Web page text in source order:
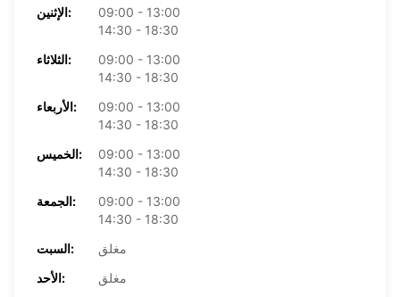
الإثنين:
09:00 - 13:00
14:30 - 18:30
الثلاثاء:
09:00 - 13:00
14:30 - 18:30
الأربعاء:
09:00 - 13:00
14:30 - 18:30
الخميس:
09:00 - 13:00
14:30 - 18:30
الجمعة:
09:00 - 13:00
14:30 - 18:30
السبت:
مغلق
الأحد:
مغلق